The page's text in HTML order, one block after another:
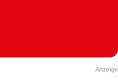
Anzeige